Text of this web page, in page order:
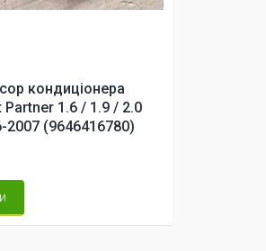
кондиціонера
Partner 1.6 / 1.9 / 2.0
2007 (9646416780)